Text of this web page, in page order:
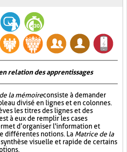
relation des apprentissages
la mémoireconsiste à demander
divisé en lignes et en colonnes.
les titres des lignes et des
à eux de remplir les cases
d’organiser l'information et
différentes notions. La Matrice de la
visuelle et rapide de certains